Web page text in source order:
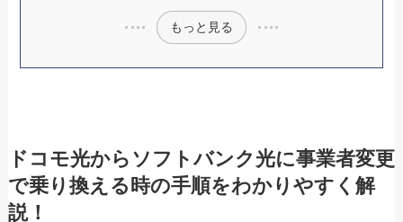
もっと見る
ドコモ光からソフトバンク光に事業者変更
で乗り換える時の手順をわかりやすく解
説！